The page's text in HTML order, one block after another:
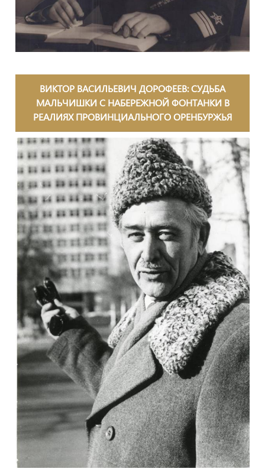
ВИКТОР ВАСИЛЬЕВИЧ ДОРОФЕЕВ: СУДЬБА
МАЛЬЧИШКИ С НАБЕРЕЖНОЙ ФОНТАНКИ В
РЕАЛИЯХ ПРОВИНЦИАЛЬНОГО ОРЕНБУРЖЬЯ